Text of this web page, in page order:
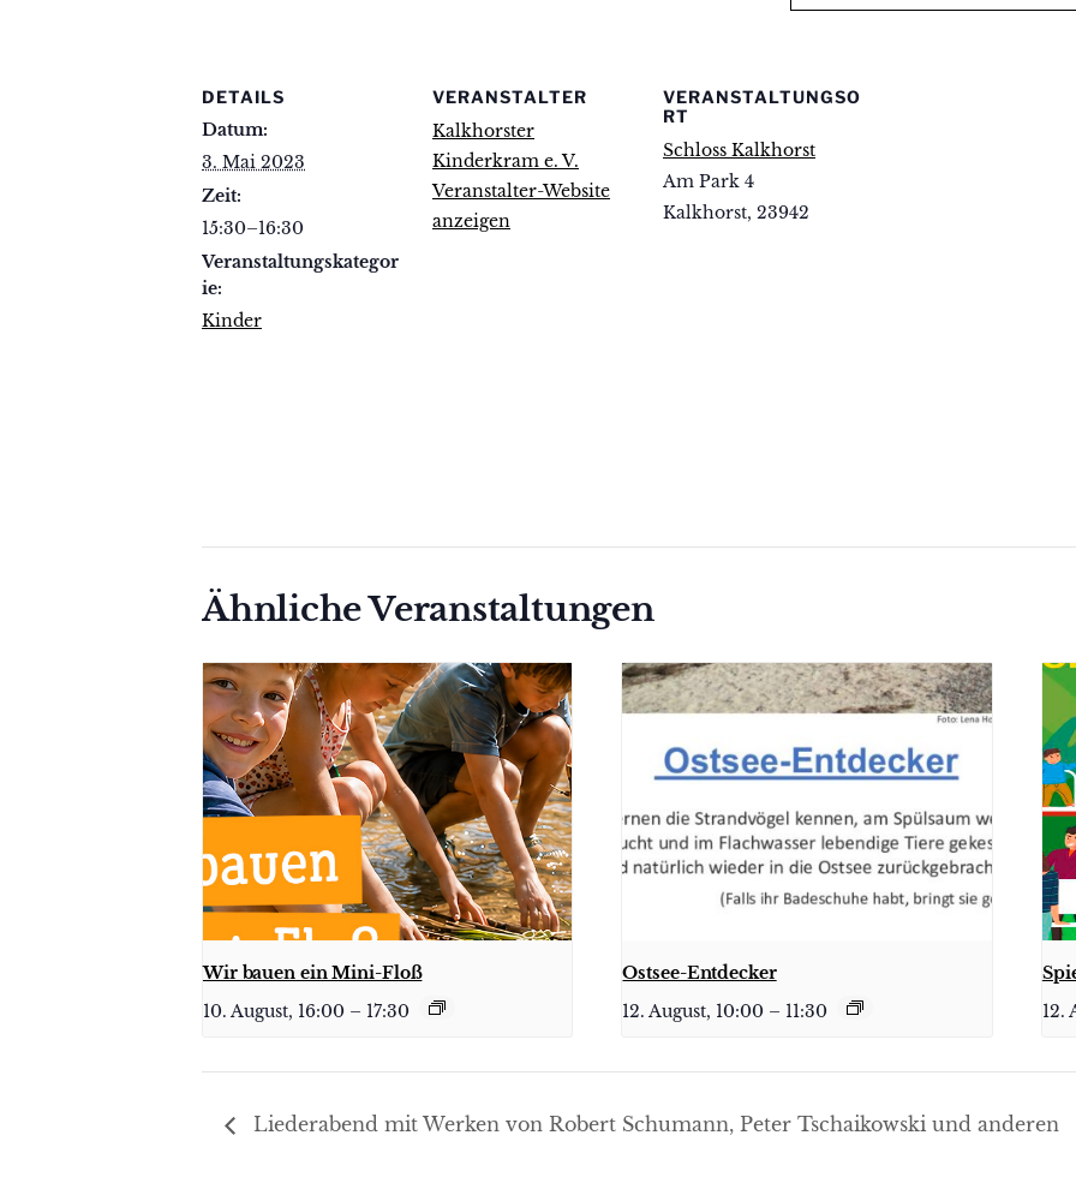
DETAILS
Datum:
3. Mai 2023
Zeit:
15:30–16:30
Veranstaltungskategor
ie:
Kinder
VERANSTALTER
Kalkhorster
Kinderkram e. V.
Veranstalter-Website
anzeigen
VERANSTALTUNGSO
RT
Schloss Kalkhorst
Am Park 4
Kalkhorst, 23942
Ähnliche Veranstaltungen
Wir bauen ein Mini-Floß
10. August, 16:00 – 17:30
Ostsee-Entdecker
12. August, 10:00 – 11:30
12.
Liederabend mit Werken von Robert Schumann, Peter Tschaikowski und anderen